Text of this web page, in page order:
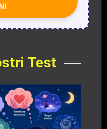
Test